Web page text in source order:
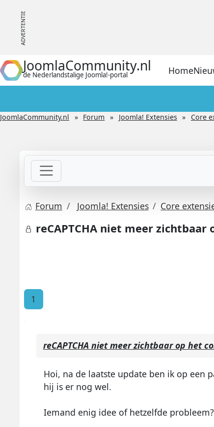
JoomlaCommunity.nl
de Nederlandstalige Joomla!-portal Home
JoomlaCommunity.nl Forum Joomla! Extensies Core
Forum Joomla! Extensies Core
reCAPTCHA niet meer
1
reCAPTCHA niet meer zichtbaar op het
Hoi, na de laatste update ben ik op een
hij is er nog wel.
Iemand enig idee of hetzelfde probleem?